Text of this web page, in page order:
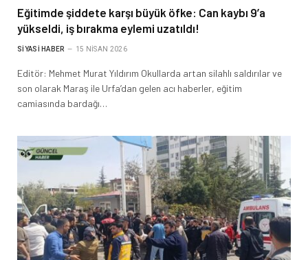
Eğitimde şiddete karşı büyük öfke: Can kaybı 9’a
yükseldi, iş bırakma eylemi uzatıldı!
SIYASI HABER 15 NISAN 2026
Editör: Mehmet Murat Yıldırım Okullarda artan silahlı saldırılar ve
son olarak Maraş ile Urfa’dan gelen acı haberler, eğitim
camiasında bardağı…